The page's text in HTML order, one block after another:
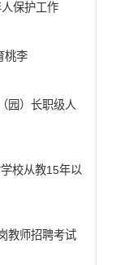
保护工作
桃李
园）长职级人
校从教15年以
教师招聘考试